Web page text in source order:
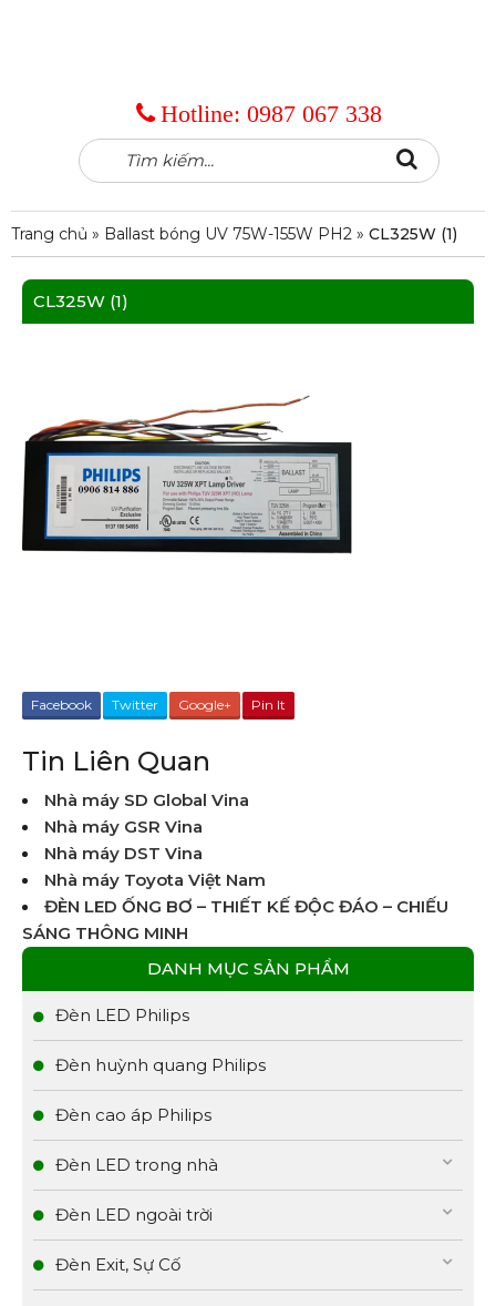
Hotline: 0987 067 338
Tìm
kiếm:
Search
Trang chủ » Ballast bóng UV 75W-155W PH2 » CL325W (1)
CL325W (1)
Facebook Twitter Google+ Pin It
Tin Liên Quan
Nhà máy SD Global Vina
Nhà máy GSR Vina
Nhà máy DST Vina
Nhà máy Toyota Việt Nam
ĐÈN LED ỐNG BƠ – THIẾT KẾ ĐỘC ĐÁO – CHIẾU
SÁNG THÔNG MINH
DANH MỤC SẢN PHẨM
Đèn LED Philips
Đèn huỳnh quang Philips
Đèn cao áp Philips
Đèn LED trong nhà
Đèn LED ngoài trời
Đèn Exit, Sự Cố